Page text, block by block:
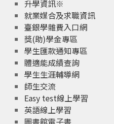
升學資訊※
就業媒合及求職資訊
臺銀學雜費入口網
獎(助)學金專區
學生匯款通知專區
體適能成績查詢
學生生涯輔導網
師生交流
Easy test線上學習
英語線上學習
圖書館電子書